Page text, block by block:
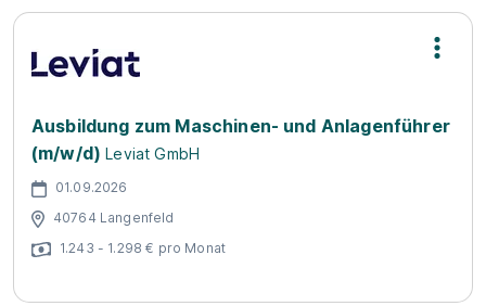
Ausbildung zum Maschinen- und Anlagenführer
(m/w/d) Leviat GmbH
01.09.2026
40764 Langenfeld
1.243 - 1.298 € pro Monat